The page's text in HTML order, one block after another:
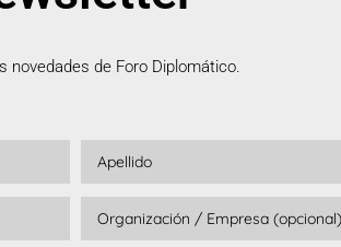
novedades de Foro Diplomático.